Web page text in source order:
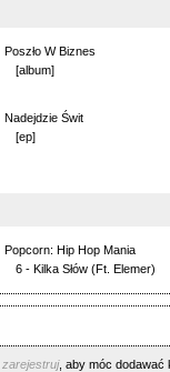
Poszło W Biznes
[album]
Nadejdzie Świt
[ep]
Popcorn: Hip Hop Mania
6 - Kilka Słów (Ft. Elemer)
zarejestruj, aby móc dodawać